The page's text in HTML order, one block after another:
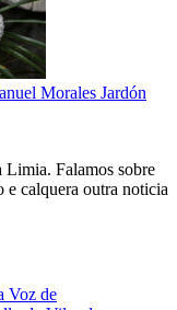
Morales Jardón
Falamos sobre
e calquera outra noticia
Voz de